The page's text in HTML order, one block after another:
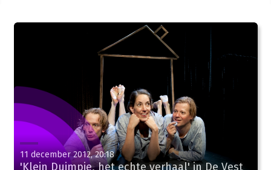
11 december 2012, 20:18
'Klein Duimpje, het echte verhaal' in De Vest